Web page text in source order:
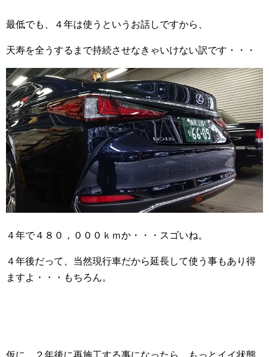
最低でも、４年は使うというお話しですから、
天寿を全うするまで持続させなきゃいけない訳です・・・
４年で４８０，０００ｋｍか・・・スゴいね。
４年後だって、当然現行車だから延長して使う事もあり得
ますよ・・・もちろん。